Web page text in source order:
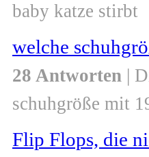
baby katze stirbt
welche
28 Antworten |
schuhgröße mit
Flip Flops, die